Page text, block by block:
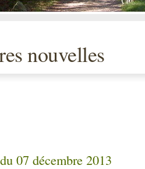
nouvelles
07 décembre 2013